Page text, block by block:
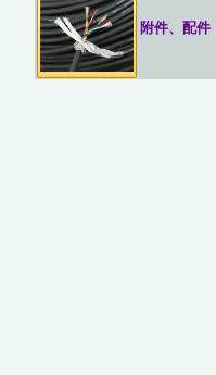
附件、配件